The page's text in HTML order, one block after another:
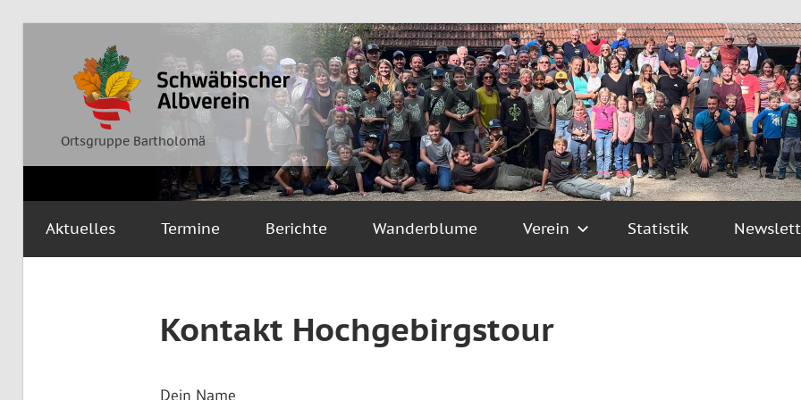
springen
Ortsgruppe Bartholomä
Schwäbischer
Albverein
Ortsgruppe
Bartholomä
Aktuelles Termine Berichte Wanderblume Verein Statistik
Kontakt Hochgebirgstour
Dein Name